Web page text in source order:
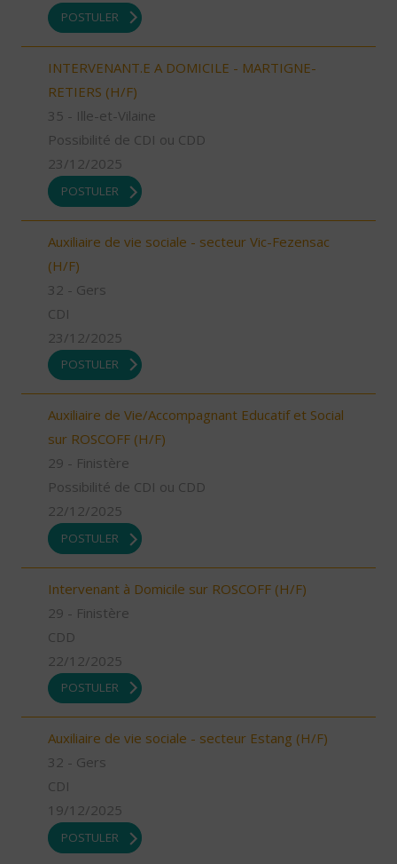
POSTULER
INTERVENANT.E A DOMICILE - MARTIGNE-
RETIERS (H/F)
35 - Ille-et-Vilaine
Possibilité de CDI ou CDD
23/12/2025
POSTULER
Auxiliaire de vie sociale - secteur Vic-Fezensac
(H/F)
32 - Gers
CDI
23/12/2025
POSTULER
Auxiliaire de Vie/Accompagnant Educatif et Social
sur ROSCOFF (H/F)
29 - Finistère
Possibilité de CDI ou CDD
22/12/2025
POSTULER
Intervenant à Domicile sur ROSCOFF (H/F)
29 - Finistère
CDD
22/12/2025
POSTULER
Auxiliaire de vie sociale - secteur Estang (H/F)
32 - Gers
CDI
19/12/2025
POSTULER